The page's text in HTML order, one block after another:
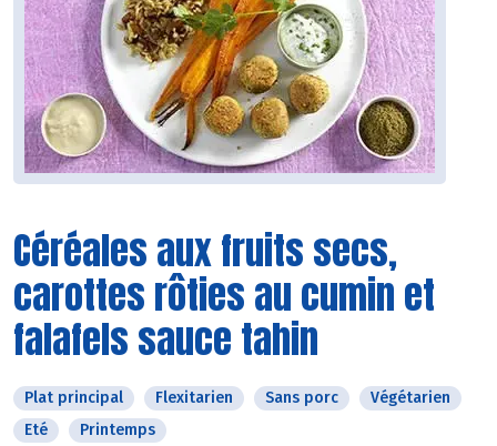
Céréales aux fruits secs,
carottes rôties au cumin et
falafels sauce tahin
Plat principal Flexitarien Sans porc
Végétarien
Eté
Printemps